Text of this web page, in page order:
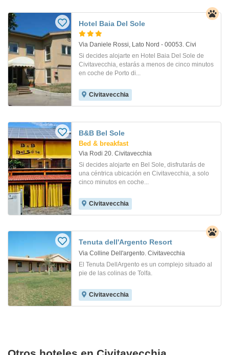
Hotel Baia Del Sole
Via Daniele Rossi, Lato Nord - 00053. Civi
Si decides alojarte en Hotel Baia Del Sole de
Civitavecchia, estarás a menos de cinco minutos
en coche de Porto di...
Civitavecchia
B&B Bel Sole
Bed & breakfast
Via Rodi 20. Civitavecchia
Si decides alojarte en Bel Sole, disfrutarás de
una céntrica ubicación en Civitavecchia, a solo
cinco minutos en coche...
Civitavecchia
Tenuta dell'Argento Resort
Via Colline Dell'argento. Civitavecchia
El Tenuta DellArgento es un complejo situado al
pie de las colinas de Tolfa.
Civitavecchia